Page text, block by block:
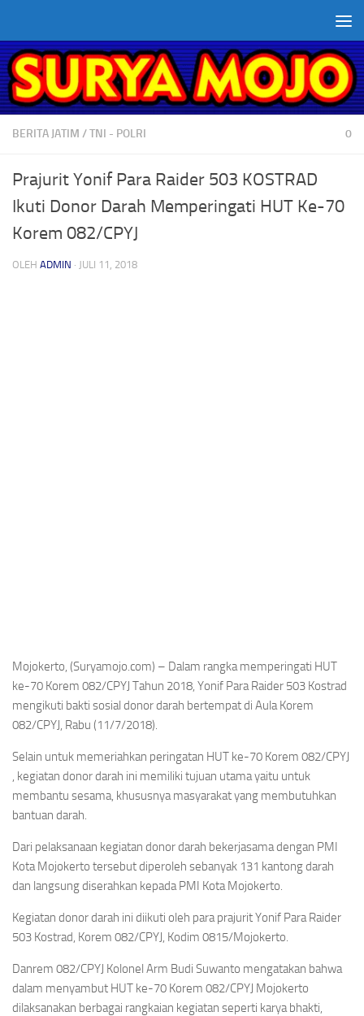
BERITA JATIM /TNI - POLRI 0
Prajurit Yonif Para Raider 503 KOSTRAD
Ikuti Donor Darah Memperingati HUT Ke-70
Korem 082/CPYJ
OLEH ADMIN · JULI 11, 2018
Mojokerto, (Suryamojo.com) – Dalam rangka memperingati HUT
ke-70 Korem 082/CPYJ Tahun 2018, Yonif Para Raider 503 Kostrad
mengikuti bakti sosial donor darah bertempat di Aula Korem
082/CPYJ, Rabu (11/7/2018).
Selain untuk memeriahkan peringatan HUT ke-70 Korem 082/CPYJ
, kegiatan donor darah ini memiliki tujuan utama yaitu untuk
membantu sesama, khususnya masyarakat yang membutuhkan
bantuan darah.
Dari pelaksanaan kegiatan donor darah bekerjasama dengan PMI
Kota Mojokerto tersebut diperoleh sebanyak 131 kantong darah
dan langsung diserahkan kepada PMI Kota Mojokerto.
Kegiatan donor darah ini diikuti oleh para prajurit Yonif Para Raider
503 Kostrad, Korem 082/CPYJ, Kodim 0815/Mojokerto.
Danrem 082/CPYJ Kolonel Arm Budi Suwanto mengatakan bahwa
dalam menyambut HUT ke-70 Korem 082/CPYJ Mojokerto
dilaksanakan berbagai rangkaian kegiatan seperti karya bhakti,